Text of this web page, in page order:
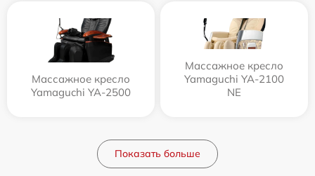
Массажное кресло
Yamaguchi YA-2500
Массажное кресло
Yamaguchi YA-2100
NE
Показать больше